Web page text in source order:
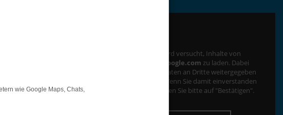
- Hochkirch
Es wird versucht, Inhalte von
www.google.com zu laden. Dabei
können Daten an Dritte weitergegeben
werden. Wenn Sie damit einverstanden
sind, klicken Sie bitte auf "Bestätigen".
wie Google Maps, Chats,